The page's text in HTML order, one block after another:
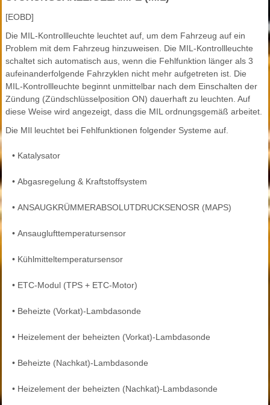
[EOBD]
Die MIL-Kontrollleuchte leuchtet auf, um dem Fahrzeug auf ein
Problem mit dem Fahrzeug hinzuweisen. Die MIL-Kontrollleuchte
schaltet sich automatisch aus, wenn die Fehlfunktion länger als 3
aufeinanderfolgende Fahrzyklen nicht mehr aufgetreten ist. Die
MIL-Kontrollleuchte beginnt unmittelbar nach dem Einschalten der
Zündung (Zündschlüsselposition ON) dauerhaft zu leuchten. Auf
diese Weise wird angezeigt, dass die MIL ordnungsgemäß arbeitet.
Die MIl leuchtet bei Fehlfunktionen folgender Systeme auf.
• Katalysator
• Abgasregelung & Kraftstoffsystem
• ANSAUGKRÜMMERABSOLUTDRUCKSENOSR (MAPS)
• Ansauglufttemperatursensor
• Kühlmitteltemperatursensor
• ETC-Modul (TPS + ETC-Motor)
• Beheizte (Vorkat)-Lambdasonde
• Heizelement der beheizten (Vorkat)-Lambdasonde
• Beheizte (Nachkat)-Lambdasonde
• Heizelement der beheizten (Nachkat)-Lambdasonde